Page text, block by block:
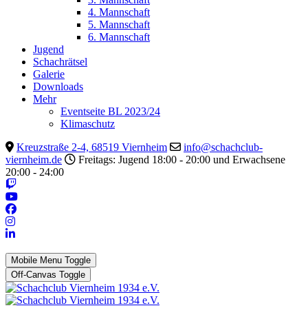
4. Mannschaft
5. Mannschaft
6. Mannschaft
Jugend
Schachrätsel
Galerie
Downloads
Mehr
Eventseite BL 2023/24
Klimaschutz
Kreuzstraße 2-4, 68519 Viernheim
info@schachclub-
viernheim.de
Freitags: Jugend 18:00 - 20:00 und Erwachsene
20:00 - 24:00
Mobile Menu Toggle
Off-Canvas Toggle